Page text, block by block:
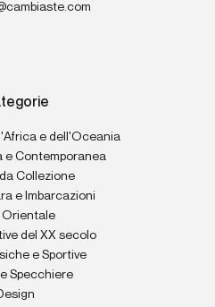
e dell'Oceania
e Contemporanea
Collezione
e Imbarcazioni
Orientale
del XX secolo
e Sportive
Specchiere